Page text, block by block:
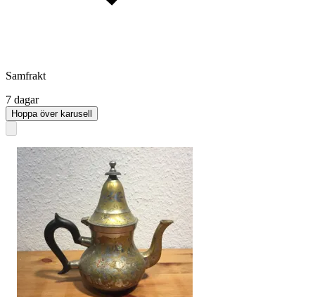
Samfrakt
7 dagar
Hoppa över karusell